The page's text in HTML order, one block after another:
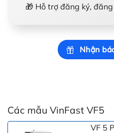
🎁 Hỗ trợ đăng ký,
Nhận
Các mẫu VinFast VF5
VF 5